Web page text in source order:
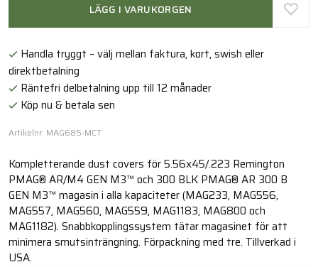
LÄGG I VARUKORGEN
Handla tryggt – välj mellan faktura, kort, swish eller
direktbetalning
Räntefri delbetalning upp till 12 månader
Köp nu & betala sen
Artikelnr: MAG685-MCT
Kompletterande dust covers för 5.56x45/.223 Remington
PMAG® AR/M4 GEN M3™ och 300 BLK PMAG® AR 300 B
GEN M3™ magasin i alla kapaciteter (MAG233, MAG556,
MAG557, MAG560, MAG559, MAG1183, MAG800 och
MAG1182). Snabbkopplingssystem tätar magasinet för att
minimera smutsinträngning. Förpackning med tre. Tillverkad i
USA.